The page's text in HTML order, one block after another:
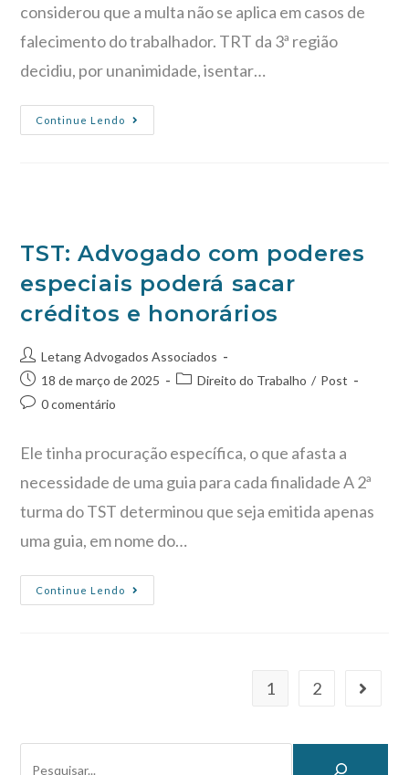
considerou que a multa não se aplica em casos de
falecimento do trabalhador. TRT da 3ª região
decidiu, por unanimidade, isentar…
Continue Lendo
TST: Advogado com poderes
especiais poderá sacar
créditos e honorários
Letang Advogados Associados
18 de março de 2025
Direito do Trabalho / Post
0 comentário
Ele tinha procuração específica, o que afasta a
necessidade de uma guia para cada finalidade A 2ª
turma do TST determinou que seja emitida apenas
uma guia, em nome do…
Continue Lendo
1 2